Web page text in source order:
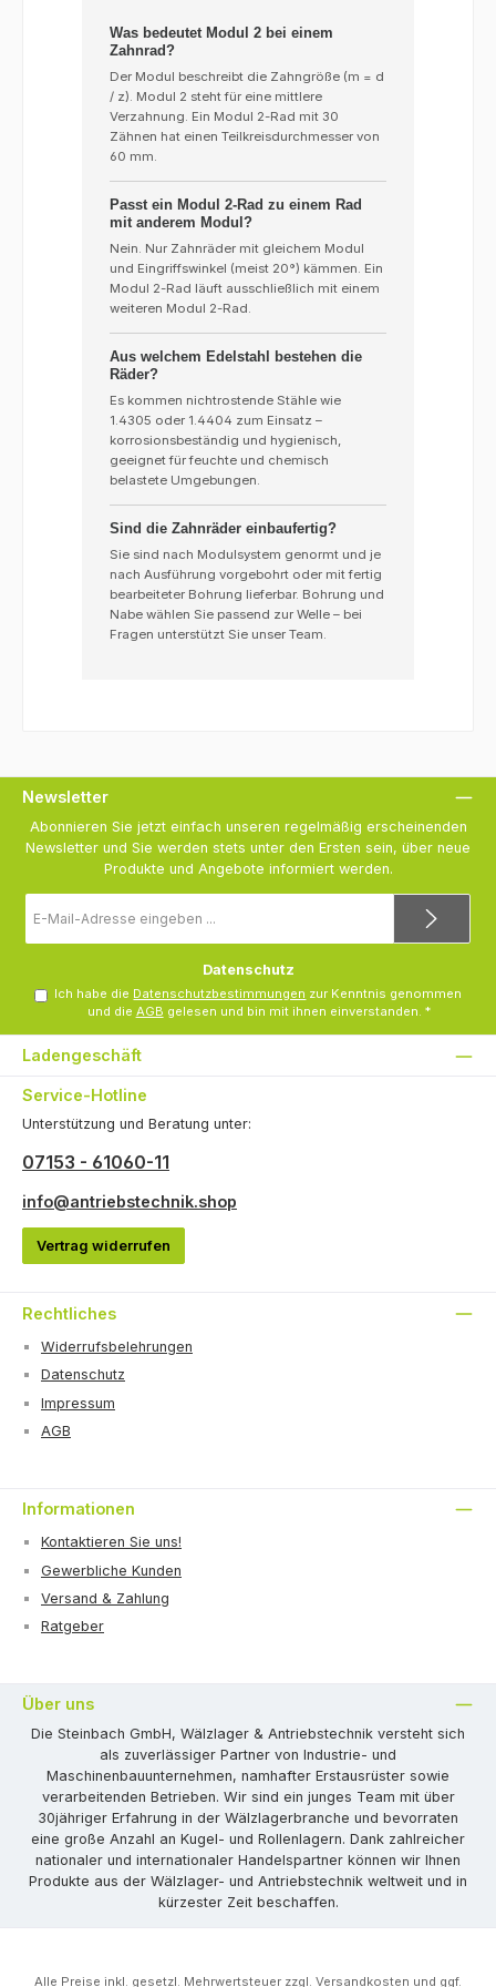
Was bedeutet Modul 2 bei einem
Zahnrad?
Der Modul beschreibt die Zahngröße (m = d
/ z). Modul 2 steht für eine mittlere
Verzahnung. Ein Modul 2-Rad mit 30
Zähnen hat einen Teilkreisdurchmesser von
60 mm.
Passt ein Modul 2-Rad zu einem Rad
mit anderem Modul?
Nein. Nur Zahnräder mit gleichem Modul
und Eingriffswinkel (meist 20°) kämmen. Ein
Modul 2-Rad läuft ausschließlich mit einem
weiteren Modul 2-Rad.
Aus welchem Edelstahl bestehen die
Räder?
Es kommen nichtrostende Stähle wie
1.4305 oder 1.4404 zum Einsatz –
korrosionsbeständig und hygienisch,
geeignet für feuchte und chemisch
belastete Umgebungen.
Sind die Zahnräder einbaufertig?
Sie sind nach Modulsystem genormt und je
nach Ausführung vorgebohrt oder mit fertig
bearbeiteter Bohrung lieferbar. Bohrung und
Nabe wählen Sie passend zur Welle – bei
Fragen unterstützt Sie unser Team.
Newsletter
Abonnieren Sie jetzt einfach unseren regelmäßig erscheinenden
Newsletter und Sie werden stets unter den Ersten sein, über neue
Produkte und Angebote informiert werden.
Mail-
Adresse
Datenschutz
Ich habe die Datenschutzbestimmungen zur Kenntnis genommen
und die AGB gelesen und bin mit ihnen einverstanden. *
Ladengeschäft
Service-Hotline
Unterstützung und Beratung unter:
07153 - 61060-11
info@antriebstechnik.shop
Vertrag widerrufen
Rechtliches
Widerrufsbelehrungen
Datenschutz
Impressum
AGB
Informationen
Kontaktieren Sie uns!
Gewerbliche Kunden
Versand & Zahlung
Ratgeber
Über uns
Die Steinbach GmbH, Wälzlager & Antriebstechnik versteht sich
als zuverlässiger Partner von Industrie- und
Maschinenbauunternehmen, namhafter Erstausrüster sowie
verarbeitenden Betrieben. Wir sind ein junges Team mit über
30jähriger Erfahrung in der Wälzlagerbranche und bevorraten
eine große Anzahl an Kugel- und Rollenlagern. Dank zahlreicher
nationaler und internationaler Handelspartner können wir Ihnen
Produkte aus der Wälzlager- und Antriebstechnik weltweit und in
kürzester Zeit beschaffen.
Alle Preise inkl. gesetzl. Mehrwertsteuer zzgl. Versandkosten und ggf.